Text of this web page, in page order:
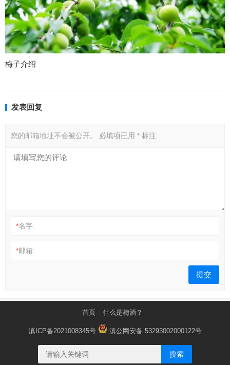
梅子介绍
发表回复
您的邮箱地址不会被公开。 必填项已用 * 标注
*名字:
*邮箱:
首页 什么是梅酒？
滇ICP备2021008345号 滇公网安备 53293002000122号
搜索